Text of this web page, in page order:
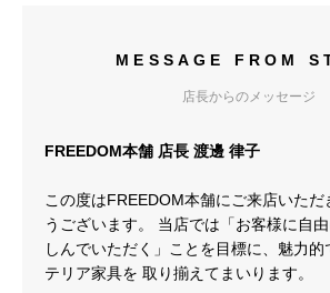
MESSAGE FROM
店長からのメッセージ
FREEDOM本舗 店長 渡邊 律子
この度はFREEDOM本舗にご来店いただ
うございます。 当店では「お客様に自
しんでいただく」ことを目標に、魅力
テリア家具を 取り揃えてまいります。